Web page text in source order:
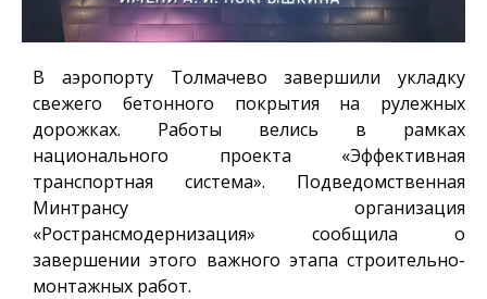
В аэропорту Толмачево завершили укладку
свежего бетонного покрытия на рулежных
дорожках. Работы велись в рамках
национального проекта «Эффективная
транспортная система». Подведомственная
Минтрансу организация
«Ространсмодернизация» сообщила о
завершении этого важного этапа строительно-
монтажных работ.